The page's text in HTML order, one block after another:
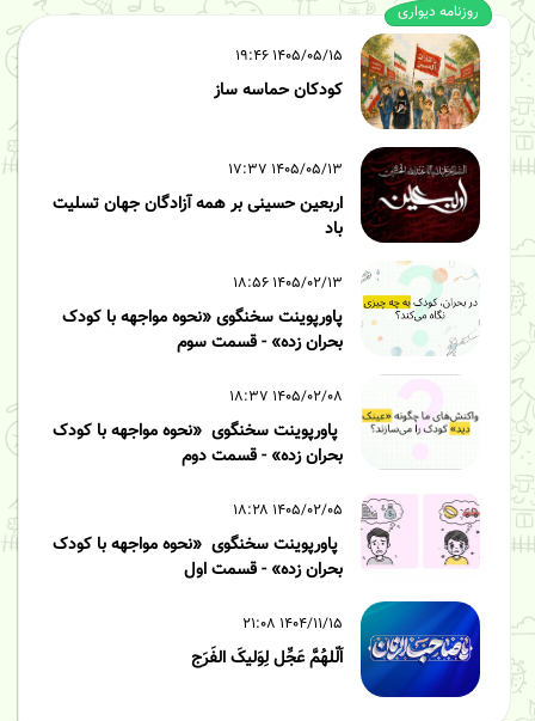
روزنامه دیواری
۱۴۰۵/۰۵/۱۵ ۱۹:۴۶
کودکان حماسه ساز
۱۴۰۵/۰۵/۱۳ ۱۷:۳۷
اربعین حسینی بر همه آزادگان جهان تسلیت
باد
۱۴۰۵/۰۲/۱۳ ۱۸:۵۶
پاورپوینت سخنگوی «نحوه مواجهه با کودک
بحران زده» - قسمت سوم
۱۴۰۵/۰۲/۰۸ ۱۸:۳۷
پاورپوینت سخنگوی «نحوه مواجهه با کودک
بحران زده» - قسمت دوم
۱۴۰۵/۰۲/۰۵ ۱۸:۲۸
پاورپوینت سخنگوی «نحوه مواجهه با کودک
بحران زده» - قسمت اول
۱۴۰۴/۱۱/۱۵ ۲۱:۰۸
اَلّلهُمَّ عَجِّل لِوَلیکَ الفَرَج